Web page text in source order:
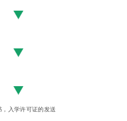
入学许可证的发送